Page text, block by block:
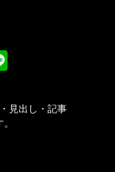
見出し・記事